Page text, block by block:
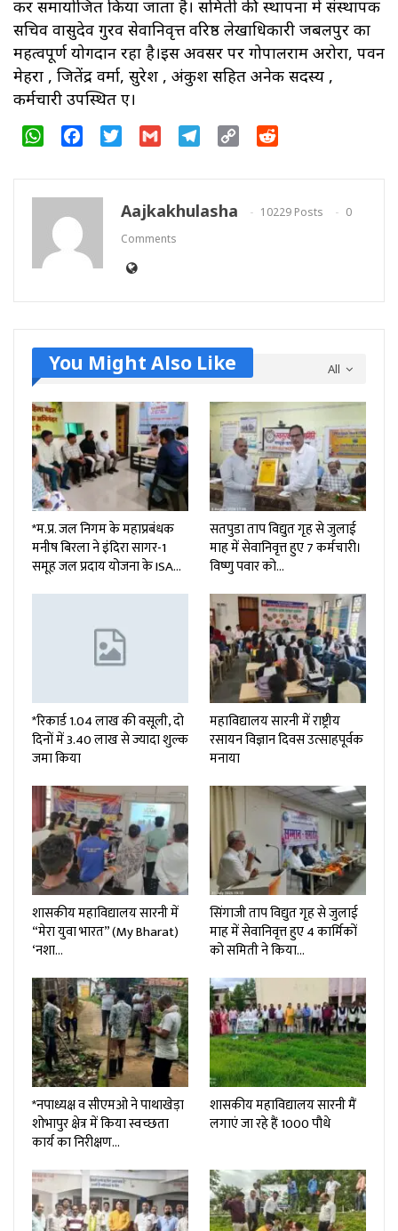
कर समायोजित किया जाता है। समिती की स्थापना में संस्थापक
सचिव वासुदेव गुरव सेवानिवृत्त वरिष्ठ लेखाधिकारी जबलपुर का
महत्वपूर्ण योगदान रहा है।इस अवसर पर गोपालराम अरोरा, पवन
मेहरा , जितेंद्र वर्मा, सुरेश , अंकुश सहित अनेक सदस्य ,
कर्मचारी उपस्थित हुए।
WhatsAppFacebookTwitter Gmail Telegram
Copy
Aajkakhulasha 10229 Posts
0
Comments
All
You Might Also Like
*म.प्र. जल निगम के महाप्रबंधक
मनीष बिरला ने इंदिरा सागर-1
समूह जल प्रदाय योजना के ISA…
सतपुडा ताप विद्युत गृह से जुलाई
माह में सेवानिवृत्त हुए 7 कर्मचारी।
विष्णु पवार को…
*रिकार्ड 1.04 लाख की वसूली, दो
दिनों में 3.40 लाख से ज्यादा शुल्क
जमा किया
महाविद्यालय सारनी में राष्ट्रीय
रसायन विज्ञान दिवस उत्साहपूर्वक
मनाया
शासकीय महाविद्यालय सारनी में
“मेरा युवा भारत” (My Bharat)
‘नशा…
सिंगाजी ताप विद्युत गृह से जुलाई
माह में सेवानिवृत्त हुए 4 कार्मिकों
को समिती ने किया…
*नपाध्यक्ष व सीएमओ ने पाथाखेड़ा
शोभापुर क्षेत्र में किया स्वच्छता
कार्य का निरीक्षण…
शासकीय महाविद्यालय सारनी मैं
लगाएं जा रहे हैं 1000 पौधे